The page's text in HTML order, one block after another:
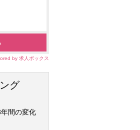
by 求人ボックス
グ
間の変化